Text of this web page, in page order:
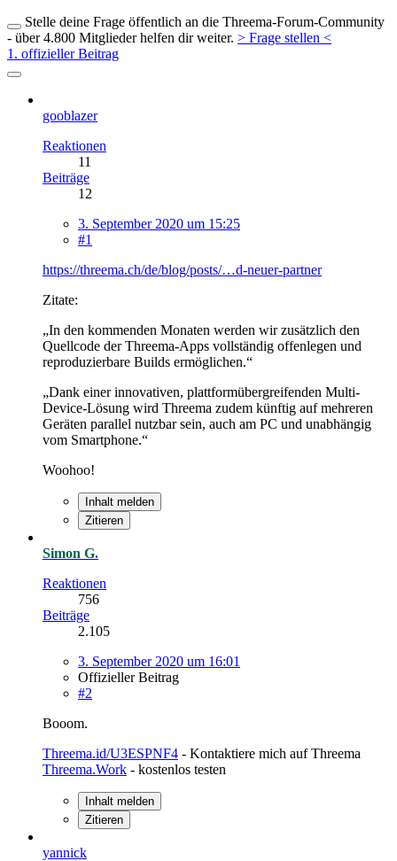
Stelle deine Frage öffentlich an die Threema-Forum-Community
- über 4.800 Mitglieder helfen dir weiter. > Frage stellen <
1. offizieller Beitrag
gooblazer
Reaktionen
11
Beiträge
12
3. September 2020 um 15:25
#1
https://threema.ch/de/blog/posts/…d-neuer-partner
Zitate:
„In den kommenden Monaten werden wir zusätzlich den
Quellcode der Threema-Apps vollständig offenlegen und
reproduzierbare Builds ermöglichen.“
„Dank einer innovativen, plattformübergreifenden Multi-
Device-Lösung wird Threema zudem künftig auf mehreren
Geräten parallel nutzbar sein, auch am PC und unabhängig
vom Smartphone.“
Woohoo!
Inhalt melden
Zitieren
Simon G.
Reaktionen
756
Beiträge
2.105
3. September 2020 um 16:01
Offizieller Beitrag
#2
Booom.
Threema.id/U3ESPNF4 - Kontaktiere mich auf Threema
Threema.Work - kostenlos testen
Inhalt melden
Zitieren
yannick